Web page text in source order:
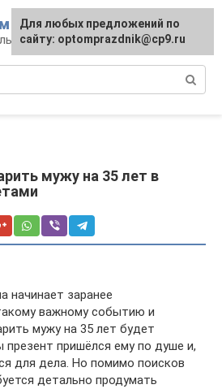
и детей
мужу на 35 лет в
заранее
важному событию и
мужу на 35 лет будет
пришёлся ему по душе и,
для дела. Но помимо поисков
детально продумать
Для любых предложений по
сайту: optomprazdnik@cp9.ru